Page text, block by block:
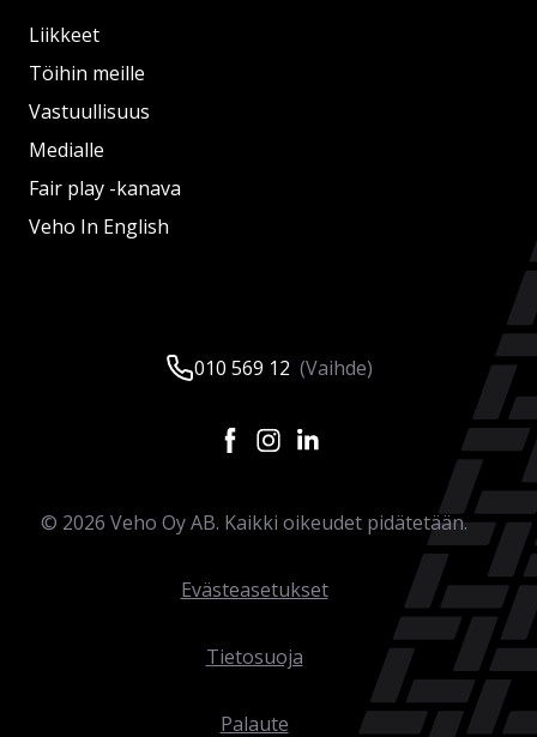
Liikkeet
Töihin meille
Vastuullisuus
Medialle
Fair play -kanava
Veho In English
010 569 12 (Vaihde)
© 2026 Veho Oy AB. Kaikki oikeudet pidätetään.
Evästeasetukset
Tietosuoja
Palaute